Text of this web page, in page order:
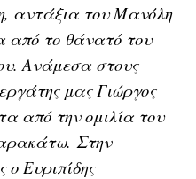
αντάξια του Μανόλη
από το θάνατό του
Ανάμεσα στους
μας Γιώργος
από την ομιλία του
Στην
ο Ευριπίδης